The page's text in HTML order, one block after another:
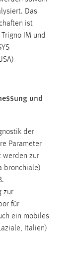
Das
ist
IM und
und
der
Parameter
werden zur
bronchiale)
zur
für
ein mobiles
Italien)